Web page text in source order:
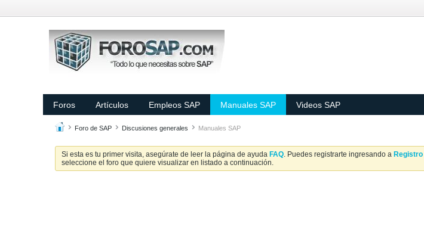
Foros Artículos Empleos SAP Manuales SAP Videos SAP
Foro de SAP Discusiones generales Manuales SAP
Si esta es tu primer visita, asegúrate de leer la página de ayuda FAQ. Puedes registrarte ingresando a Registro
seleccione el foro que quiere visualizar en listado a continuación.